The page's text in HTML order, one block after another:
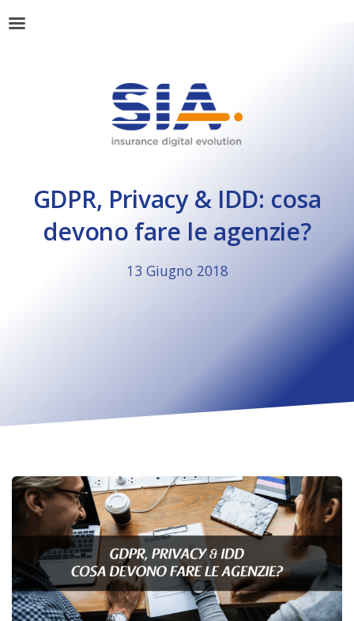
GDPR, Privacy & IDD: cosa
devono fare le agenzie?
13 Giugno 2018